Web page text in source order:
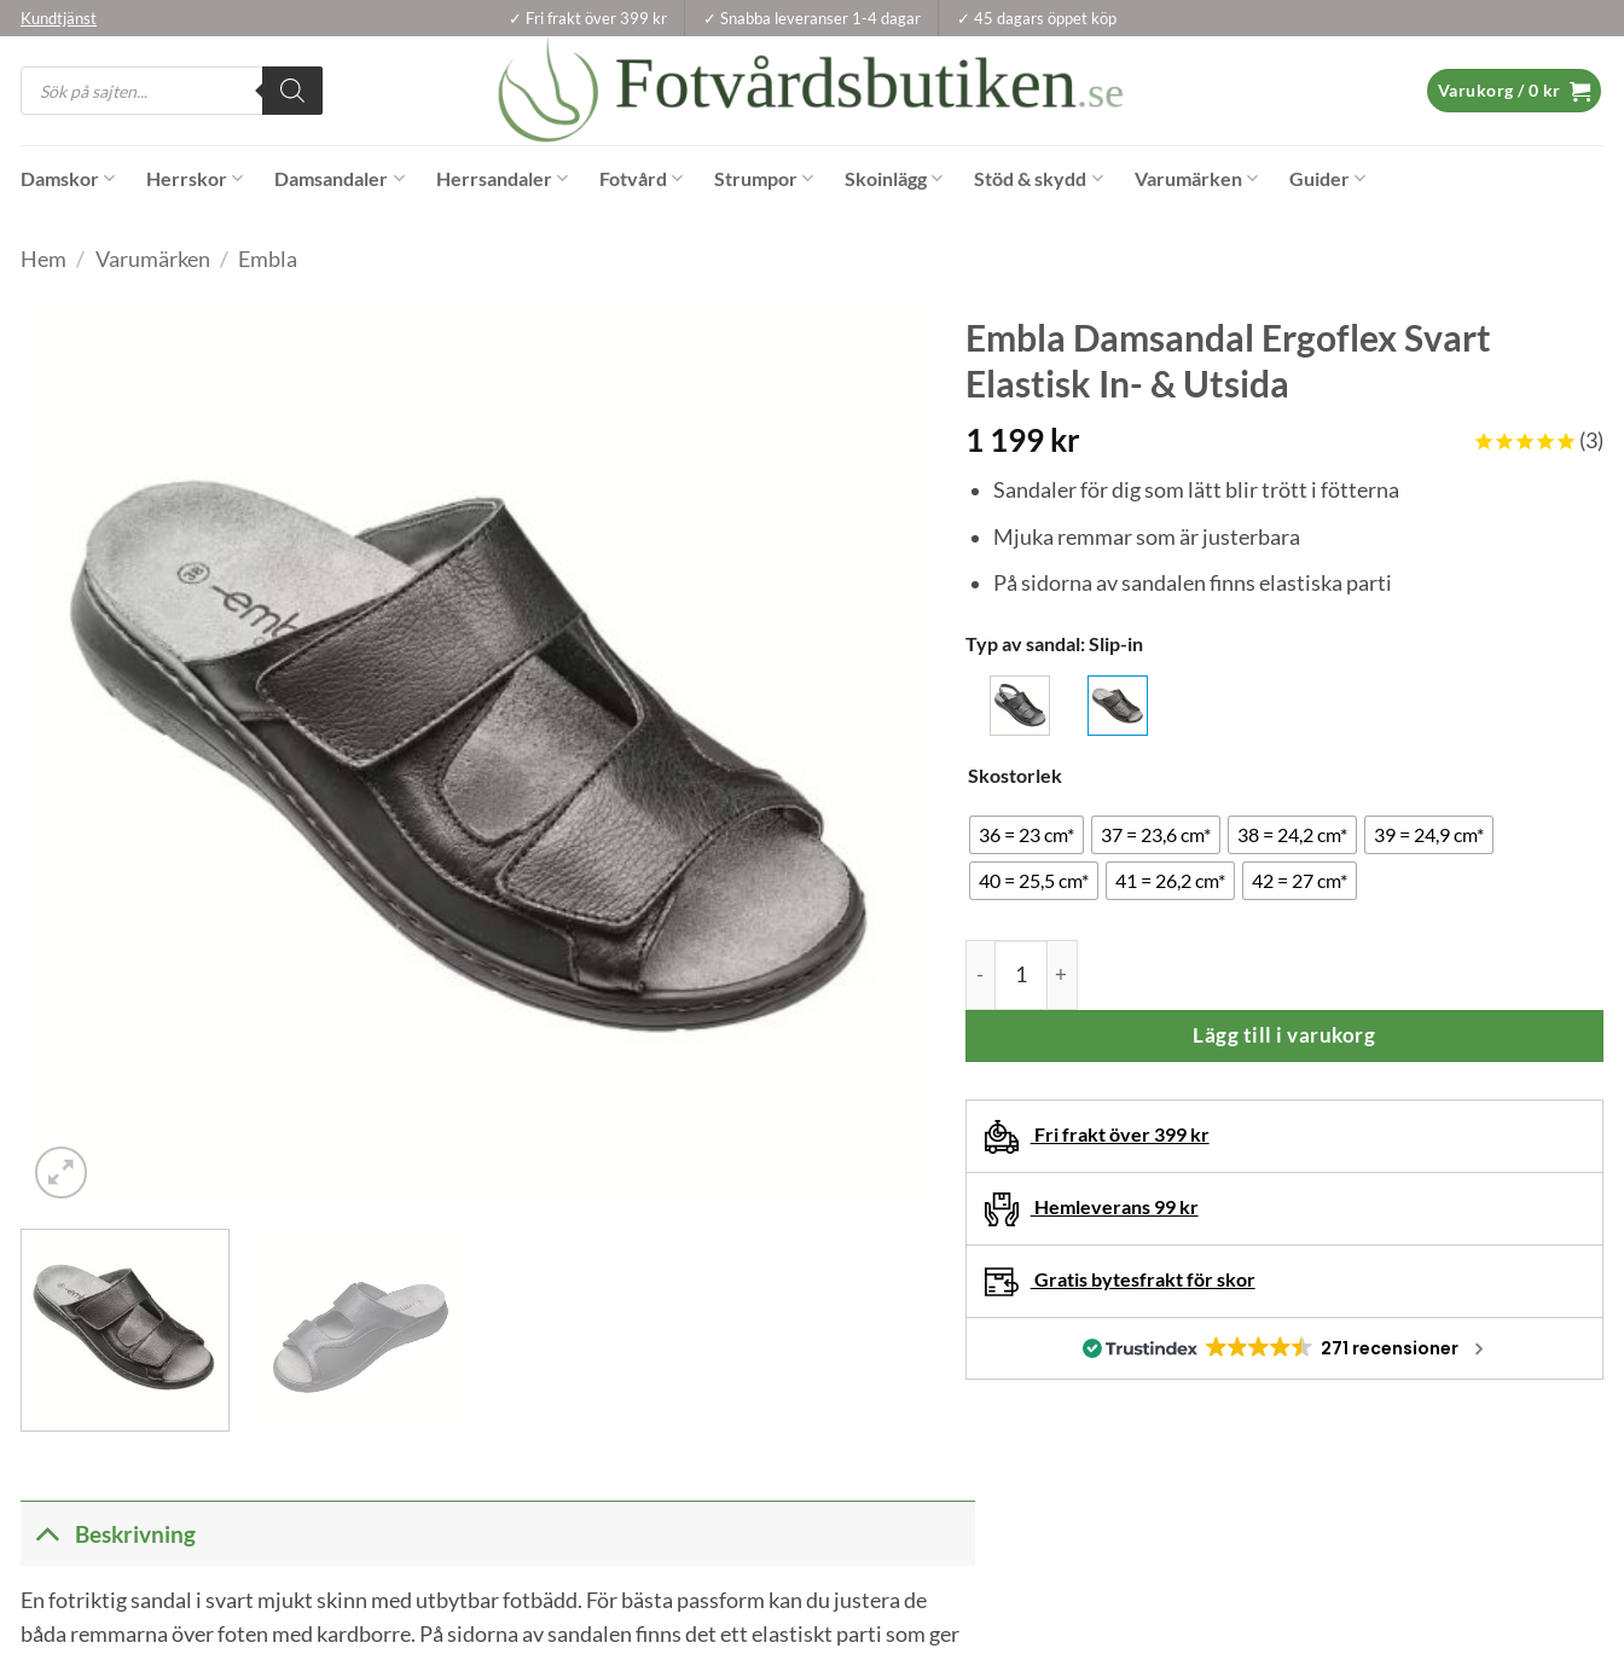
Skip
content
Kundtjänst ✓ Fri frakt över 399 kr ✓ Snabba leveranser 1-4 dagar ✓ 45 dagars öppet köp
Products
search
Varukorg /0 kr
Damskor Herrskor Damsandaler Herrsandaler Fotvård Strumpor Skoinlägg Stöd & skydd Varumärken Guider
Hem / Varumärken / Embla
Embla Damsandal Ergoflex Svart
Elastisk In- & Utsida
3
1 199kr
Sandaler för dig som lätt blir trött i fötterna
Mjuka remmar som är justerbara
På sidorna av sandalen finns elastiska parti
Typ av sandal:Slip-in
Skostorlek
36 = 23 cm* 37 = 23,6 cm* 38 = 24,2 cm*
39 = 24,9 cm*
40 = 25,5 cm*
41 = 26,2 cm* 42 = 27 cm*
Ditt
val
har
innan
du
lägger
denna
produkt
i
varukorg.
Lägg till i varukorg
Fri frakt över 399 kr
Hemleverans 99 kr
Gratis bytesfrakt för skor
271 recensioner
Beskrivning
En fotriktig sandal i svart mjukt skinn med utbytbar fotbädd. För bästa passform kan du justera de
båda remmarna över foten med kardborre. På sidorna av sandalen finns det ett elastiskt parti som ger